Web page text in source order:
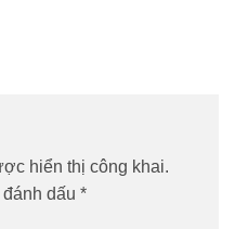
hiển thị công khai.
dấu *